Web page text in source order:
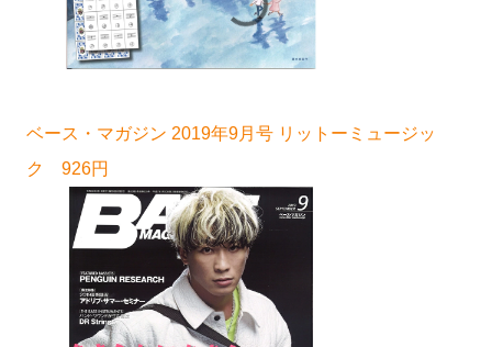
ベース・マガジン 2019年9月号 リットーミュージッ
ク 926円